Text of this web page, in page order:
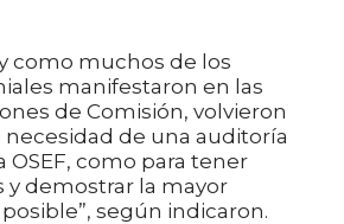
como muchos de los
manifestaron en las
de Comisión, volvieron
necesidad de una auditoría
OSEF, como para tener
y demostrar la mayor
según indicaron.